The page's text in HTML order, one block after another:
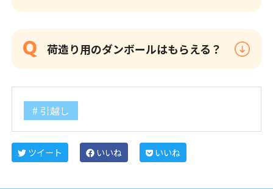
荷造り用のダンボールはもらえる？
引越し
ツイート いいね いいね